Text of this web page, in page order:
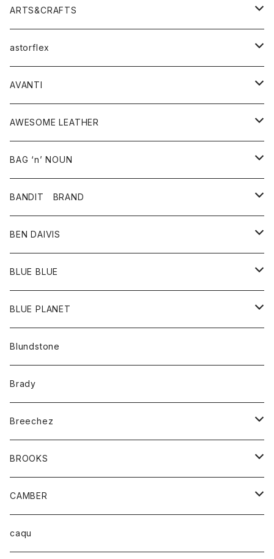
シャツ・ブラウス
パンツ
スカート
ワンピース・オールインワン
バッグ
シューズ
アクセサリー
その他雑貨
アウター
コート
ジャケット
トップス
ベスト
シャツ
ワンピース
ボトム
スカート
パンツ
グッズ
靴
ARTS&CRAFTS
アクセサリー
ウォレット
バッグ
astorflex
グッズ
靴
AVANTI
シャツ
AWESOME LEATHER
アウター
革ジャケット
BAG ‘n’ NOUN
アクセサリー
バッグ
ポーチ
BANDIT BRAND
トップス
Ｔシャツ
BEN DAIVIS
ポトム
パンツ
BLUE BLUE
アウター
カーディガン
コート
アクセサリー
バッグ
ベルト
キッズ
Tシャツ
グッズ
アンダーウェアー
カードホルダー
トップス
カーディガン
ボトム
オーバーオール
レディース
BLUE PLANET
サングラス
Blundstone
Brady
Breechez
シャツ
BROOKS
グッズ
靴
CAMBER
トップス
caqu